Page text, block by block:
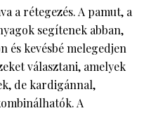
a rétegezés. A pamut, a
segítenek abban,
és kevésbé melegedjen
választani, amelyek
de kardigánnal,
A